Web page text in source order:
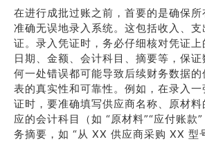
在进行成批过账之前，首要的是确保
准确无误地录入系统。这包括收入、
证。录入凭证时，务必仔细核对凭证
日期、金额、会计科目、摘要等，保
何一处错误都可能导致后续财务数据
表的真实性和可靠性。例如，在录入
证时，要准确填写供应商名称、原材
应的会计科目（如 “原材料”“应付账款
务摘要，如 “从 XX 供应商采购 XX 型